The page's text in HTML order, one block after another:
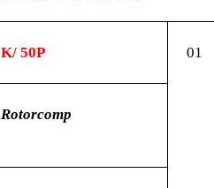
K/ 50P 01
Rotorcomp